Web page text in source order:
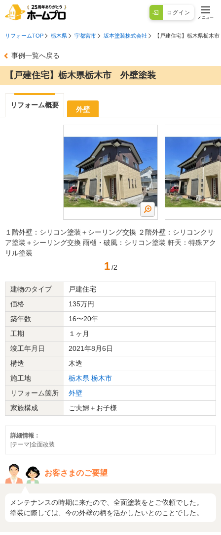
ログイン
メニュー
リフォームTOP 栃木県 宇都宮市 坂本塗装株式会社 【戸建住宅】栃木県栃木
事例一覧へ戻る
【戸建住宅】栃木県栃木市 外壁塗装
リフォーム概要
外壁
１階外壁：シリコン塗装＋シーリング交換 ２階外壁：シリコンクリ
ア塗装＋シーリング交換 雨樋・破風：シリコン塗装 軒天：特殊アク
リル塗装
1 /2
建物のタイプ
戸建住宅
価格
135万円
築年数
16〜20年
工期
１ヶ月
竣工年月日
2021年8月6日
構造
木造
施工地
栃木県 栃木市
リフォーム箇所
外壁
家族構成
ご夫婦＋お子様
詳細情報：
[テーマ]全面改装
お客さまのご要望
メンテナンスの時期に来たので、全面塗装をとご依頼でした。
塗装に際しては、今の外壁の柄を活かしたいとのことでした。